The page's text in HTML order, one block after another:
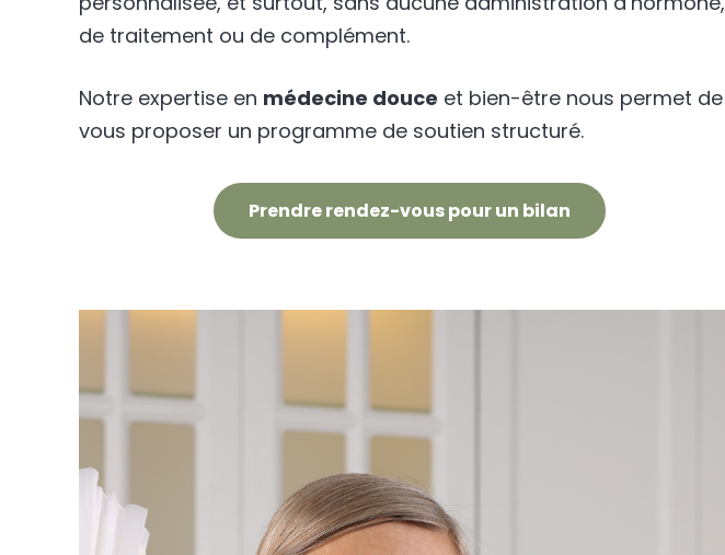
de traitement ou de complément.
Notre expertise en médecine douce et bien-être nous permet de
vous proposer un programme de soutien structuré.
Prendre rendez-vous pour un bilan